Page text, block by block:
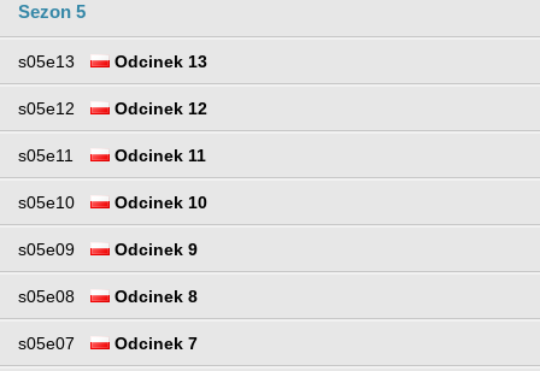
Sezon 5
s05e13 Odcinek 13
s05e12 Odcinek 12
s05e11 Odcinek 11
s05e10 Odcinek 10
s05e09 Odcinek 9
s05e08 Odcinek 8
s05e07 Odcinek 7